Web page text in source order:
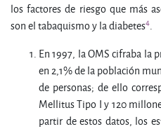
los factores de riesgo que más
son el tabaquismo y la diabetes4.
En 1997, la OMS cifraba la
en 2,1% de la población
de personas; de ello
Mellitus Tipo I y 120
partir de estos datos, los